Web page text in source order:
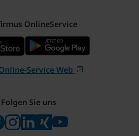
OnlineService
Service Web
Folgen Sie uns
Folgen Sie uns auf Facebook
Folgen Sie uns auf Instagram
Besuchen Sie uns bei
Besuchen Sie uns bei
Besuchen Sie uns